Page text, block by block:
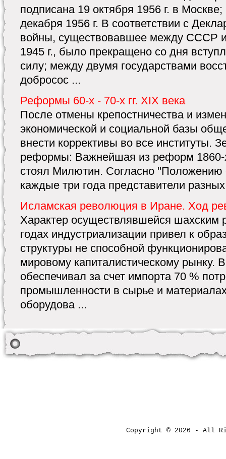
подписана 19 октября 1956 г. в
декабря 1956 г. В соответствии с
войны, существовавшее между СССР и
1945 г., было прекращено со дня
силу; между двумя государствами
добросос ...
Реформы 60-х - 70-х гг. XIX века
После отмены крепостничества и
экономической и социальной базы
внести коррективы во все институты.
реформы: Важнейшая из реформ
стоял Милютин. Согласно "Положению
каждые три года представители
Исламская революция в Иране. Ход
Характер осуществлявшейся шахским
годах индустриализации привел к
структуры не способной
мировому капиталистическому рынку.
обеспечивал за счет импорта 70 %
промышленности в сырье и
оборудова ...
Copyright © 2026 - All